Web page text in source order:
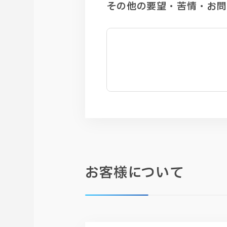
その他の要望・苦情・お
お客様について